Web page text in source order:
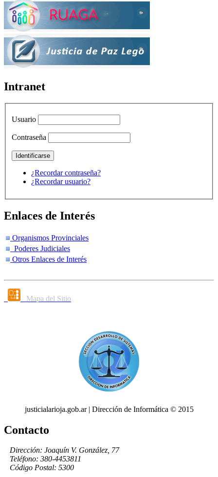
Intranet
Usuario
Contraseña
¿Recordar contraseña?
¿Recordar usuario?
Enlaces de Interés
Organismos Provinciales
Poderes Judiciales
Otros Enlaces de Interés
Mapa del Sitio
justicialarioja.gob.ar | Dirección de Informática © 2015
Contacto
Dirección: Joaquín V. González, 77
Teléfono: 380-4453811
Código Postal: 5300